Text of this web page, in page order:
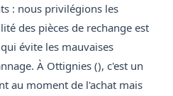
: nous privilégions les
des pièces de rechange est
évite les mauvaises
À Ottignies (), c'est un
au moment de l'achat mais